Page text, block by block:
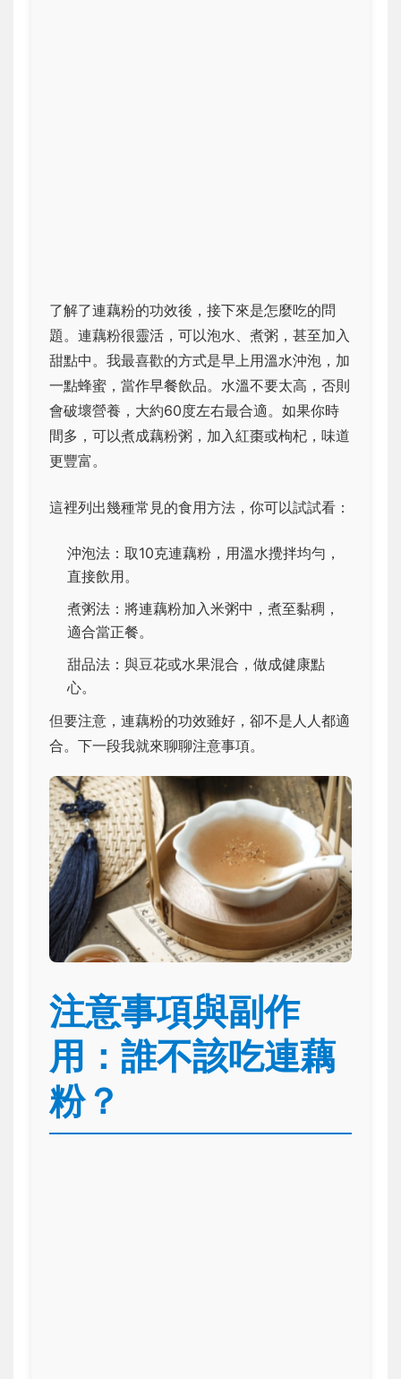
了解了連藕粉的功效後，接下來是怎麼吃的問
題。連藕粉很靈活，可以泡水、煮粥，甚至加入
甜點中。我最喜歡的方式是早上用溫水沖泡，加
一點蜂蜜，當作早餐飲品。水溫不要太高，否則
會破壞營養，大約60度左右最合適。如果你時
間多，可以煮成藕粉粥，加入紅棗或枸杞，味道
更豐富。
這裡列出幾種常見的食用方法，你可以試試看：
沖泡法：取10克連藕粉，用溫水攪拌均勻，
直接飲用。
煮粥法：將連藕粉加入米粥中，煮至黏稠，
適合當正餐。
甜品法：與豆花或水果混合，做成健康點
心。
但要注意，連藕粉的功效雖好，卻不是人人都適
合。下一段我就來聊聊注意事項。
注意事項與副作
用：誰不該吃連藕
粉？